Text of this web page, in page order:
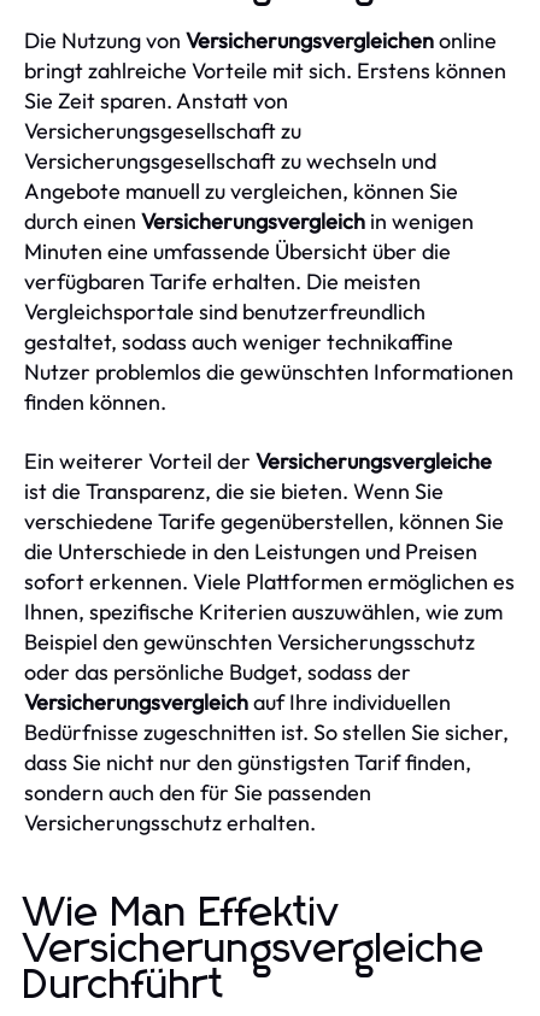
Die Nutzung von Versicherungsvergleichenonline
bringt zahlreiche Vorteile mit sich. Erstens können
Sie Zeit sparen. Anstatt von
Versicherungsgesellschaft zu
Versicherungsgesellschaft zu wechseln und
Angebote manuell zu vergleichen, können Sie
durch einen Versicherungsvergleich in wenigen
Minuten eine umfassende Übersicht über die
verfügbaren Tarife erhalten. Die meisten
Vergleichsportale sind benutzerfreundlich
gestaltet, sodass auch weniger technikaffine
Nutzer problemlos die gewünschten Informationen
finden können.
Ein weiterer Vorteil der Versicherungsvergleiche
ist die Transparenz, die sie bieten. Wenn Sie
verschiedene Tarife gegenüberstellen, können Sie
die Unterschiede in den Leistungen und Preisen
sofort erkennen. Viele Plattformen ermöglichen es
Ihnen, spezifische Kriterien auszuwählen, wie zum
Beispiel den gewünschten Versicherungsschutz
oder das persönliche Budget, sodass der
Versicherungsvergleichauf Ihre individuellen
Bedürfnisse zugeschnitten ist. So stellen Sie sicher,
dass Sie nicht nur den günstigsten Tarif finden,
sondern auch den für Sie passenden
Versicherungsschutz erhalten.
Wie Man Effektiv
Versicherungsvergleiche
Durchführt